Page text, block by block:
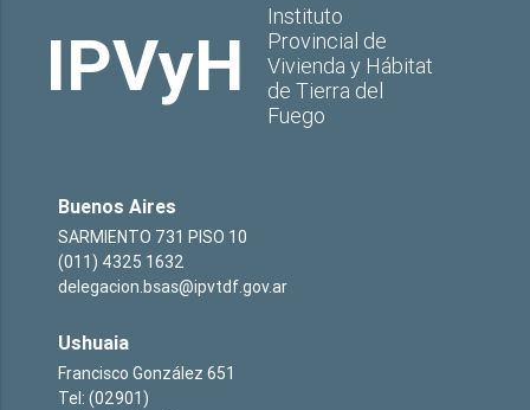
IPVyH
Instituto
Provincial de
Vivienda y Hábitat
de Tierra del
Fuego
Buenos Aires
SARMIENTO 731 PISO 10
(011) 4325 1632
delegacion.bsas@ipvtdf.gov.ar
Ushuaia
Francisco González 651
Tel: (02901)